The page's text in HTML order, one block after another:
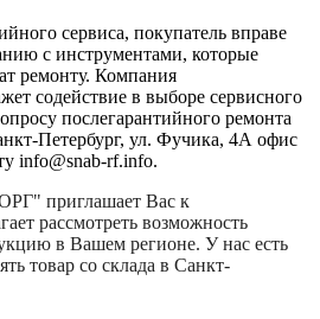
сервиса, покупатель вправе
с инструментами, которые
ремонту. Компания
содействие в выборе сервисного
послегарантийного ремонта
Петербург, ул. Фучика, 4А офис
info@snab-rf.info.
приглашает Вас к
рассмотреть возможность
в Вашем регионе. У нас есть
товар со склада в Санкт-